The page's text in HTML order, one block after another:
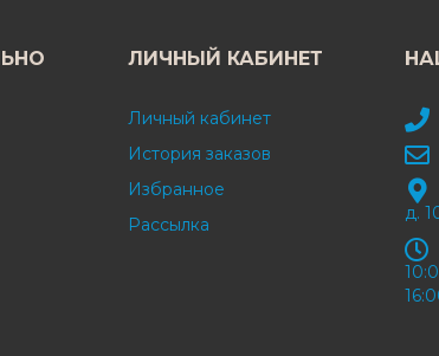
ЛИЧНЫЙ КАБИНЕТ
Личный кабинет
История заказов
Избранное
Рассылка
д.